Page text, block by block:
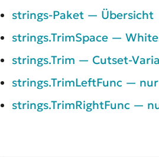
strings-Paket — Übersicht
strings.TrimSpace —
strings.Trim — Cutset-
strings.TrimLeftFunc —
strings.TrimRightFunc —